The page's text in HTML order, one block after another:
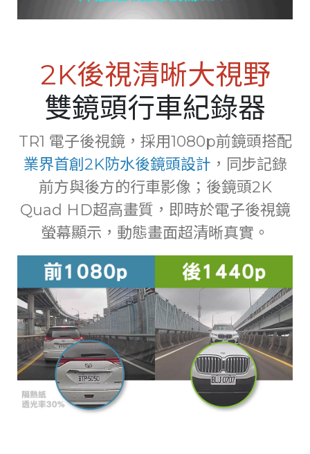
2K後視清晰大視野
雙鏡頭行車紀錄器
TR1 電子後視鏡，採用1080p前鏡頭搭配
業界首創2K防水後鏡頭設計 ，同步記錄
前方與後方的行車影像；後鏡頭2K
Quad HD超高畫質，即時於電子後視鏡
螢幕顯示，動態畫面超清晰真實。